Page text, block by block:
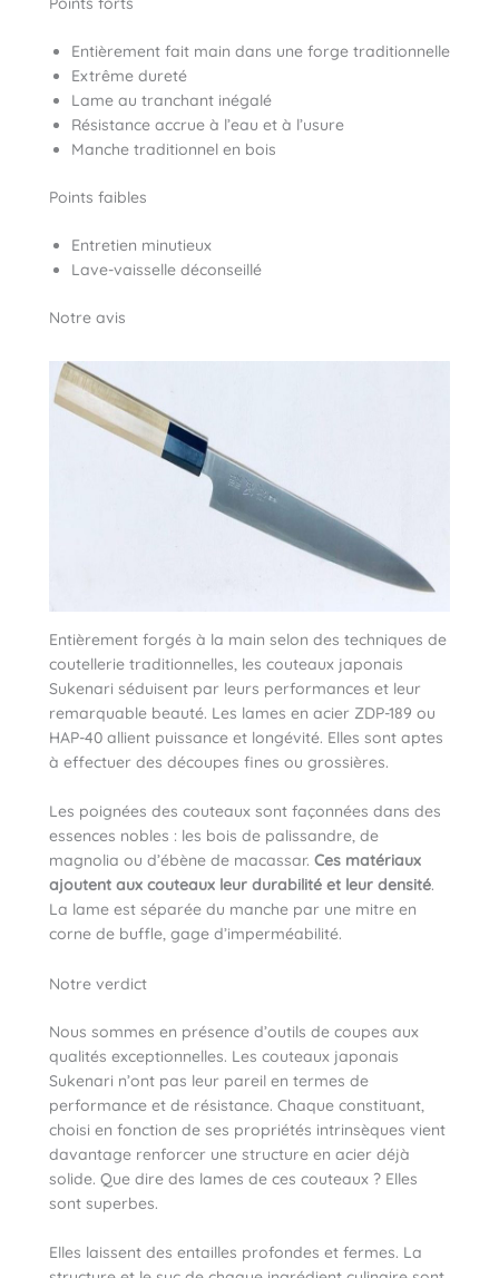
Entièrement fait main dans une forge traditionnelle
Extrême dureté
Lame au tranchant inégalé
Résistance accrue à l’eau et à l’usure
Manche traditionnel en bois
Points faibles
Entretien minutieux
Lave-vaisselle déconseillé
Notre avis
Entièrement forgés à la main selon des techniques de
coutellerie traditionnelles, les couteaux japonais
Sukenari séduisent par leurs performances et leur
remarquable beauté. Les lames en acier ZDP-189 ou
HAP-40 allient puissance et longévité. Elles sont aptes
à effectuer des découpes fines ou grossières.
Les poignées des couteaux sont façonnées dans des
essences nobles : les bois de palissandre, de
magnolia ou d’ébène de macassar. Ces matériaux
ajoutent aux couteaux leur durabilité et leur densité.
La lame est séparée du manche par une mitre en
corne de buffle, gage d’imperméabilité.
Notre verdict
Nous sommes en présence d’outils de coupes aux
qualités exceptionnelles. Les couteaux japonais
Sukenari n’ont pas leur pareil en termes de
performance et de résistance. Chaque constituant,
choisi en fonction de ses propriétés intrinsèques vient
davantage renforcer une structure en acier déjà
solide. Que dire des lames de ces couteaux ? Elles
sont superbes.
Elles laissent des entailles profondes et fermes. La